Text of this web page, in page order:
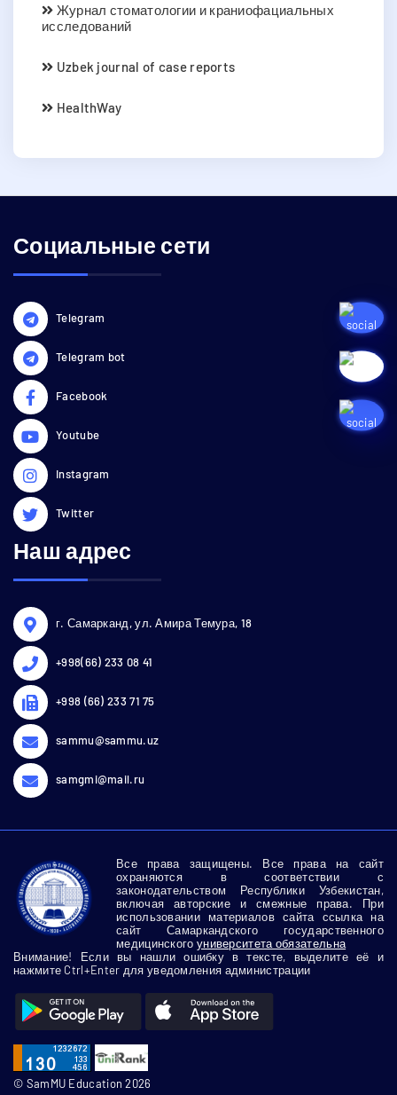
Журнал стоматологии и краниофациальных
исследований
Uzbek journal of case reports
HealthWay
Социальные сети
Telegram
Telegram bot
Facebook
Youtube
Instagram
Twitter
Наш адрес
г. Самарканд, ул. Амира Темура, 18
+998(66) 233 08 41
+998 (66) 233 71 75
sammu@sammu.uz
samgmi@mail.ru
Все права защищены. Все права на сайт
охраняются в соответствии с
законодательством Республики Узбекистан,
включая авторские и смежные права. При
использовании материалов сайта ссылка на
сайт Самаркандского государственного
медицинского университета обязательна
Внимание! Если вы нашли ошибку в тексте, выделите её и
нажмите Ctrl+Enter для уведомления администрации
© SamMU Education 2026